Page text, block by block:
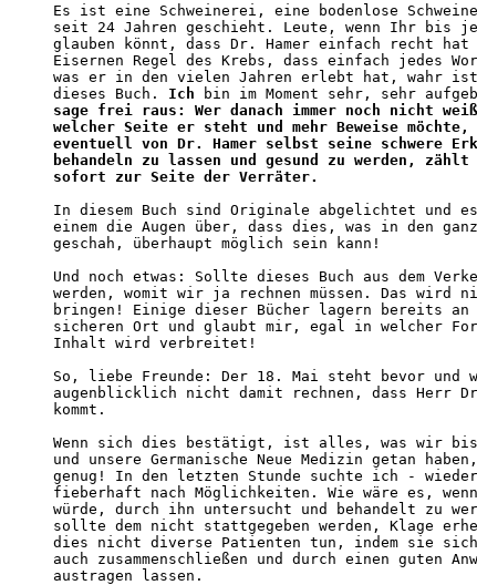
Es ist eine Schweinerei, eine bodenlose
seit 24 Jahren geschieht. Leute, wenn Ihr bis
glauben könnt, dass Dr. Hamer einfach recht
Eisernen Regel des Krebs, dass einfach jedes
was er in den vielen Jahren erlebt hat, wahr
dieses Buch. Ich
sage frei raus: Wer danach immer noch nicht
welcher Seite er steht und mehr Beweise
eventuell von Dr. Hamer selbst seine schwere
behandeln zu lassen und gesund zu werden,
sofort zur Seite der Verräter.
In diesem Buch sind Originale abgelichtet und
einem die Augen über, dass dies, was in den
geschah, überhaupt möglich sein kann!
Und noch etwas: Sollte dieses Buch aus dem
werden, womit wir ja rechnen müssen. Das wird
bringen! Einige dieser Bücher lagern bereits an
sicheren Ort und glaubt mir, egal in welcher
Inhalt wird verbreitet!
So, liebe Freunde: Der 18. Mai steht bevor und
augenblicklich nicht damit rechnen, dass Herr
kommt.
Wenn sich dies bestätigt, ist alles, was wir
und unsere Germanische Neue Medizin getan
genug! In den letzten Stunde suchte ich -
fieberhaft nach Möglichkeiten. Wie wäre es,
würde, durch ihn untersucht und behandelt zu
sollte dem nicht stattgegeben werden, Klage
dies nicht diverse Patienten tun, indem sie
auch zusammenschließen und durch einen guten
austragen lassen.